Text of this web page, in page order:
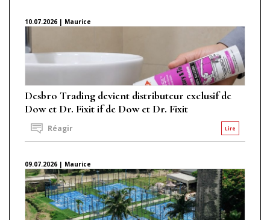
10.07.2026 | Maurice
Desbro Trading devient distributeur exclusif de
Dow et Dr. Fixit if de Dow et Dr. Fixit
Lire
Réagir
09.07.2026 | Maurice